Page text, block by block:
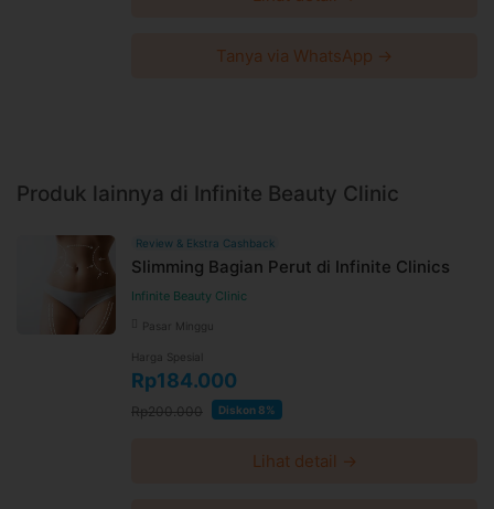
Tanya via WhatsApp →
Produk lainnya di Infinite Beauty Clinic
Review & Ekstra Cashback
Slimming Bagian Perut di Infinite Clinics
Infinite Beauty Clinic
Pasar Minggu
Harga Spesial
Rp184.000
Rp200.000 Diskon 8%
Lihat detail →